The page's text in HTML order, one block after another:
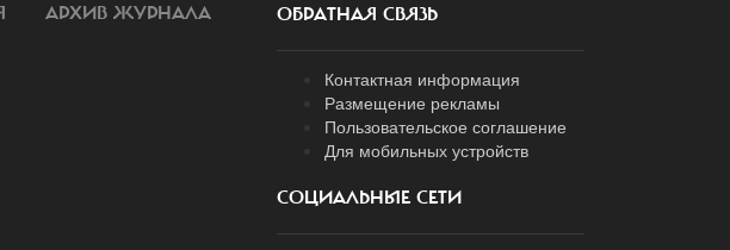
АРХИВ ЖУРНАЛА ОБРАТНАЯ СВЯЗЬ
Контактная информация
Размещение рекламы
Пользовательское соглашение
Для мобильных устройств
СОЦИАЛЬНЫЕ СЕТИ